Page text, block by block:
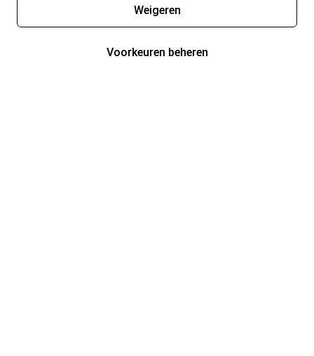
Weigeren
Voorkeuren beheren